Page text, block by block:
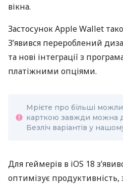
вікна.
Застосунок Apple Wallet
З’явився перероблений
та нові інтеграції з
платіжними опціями.
Мрієте про більші
карткою завжди можна
Безліч варіантів у
Для геймерів в iOS 18
оптимізує